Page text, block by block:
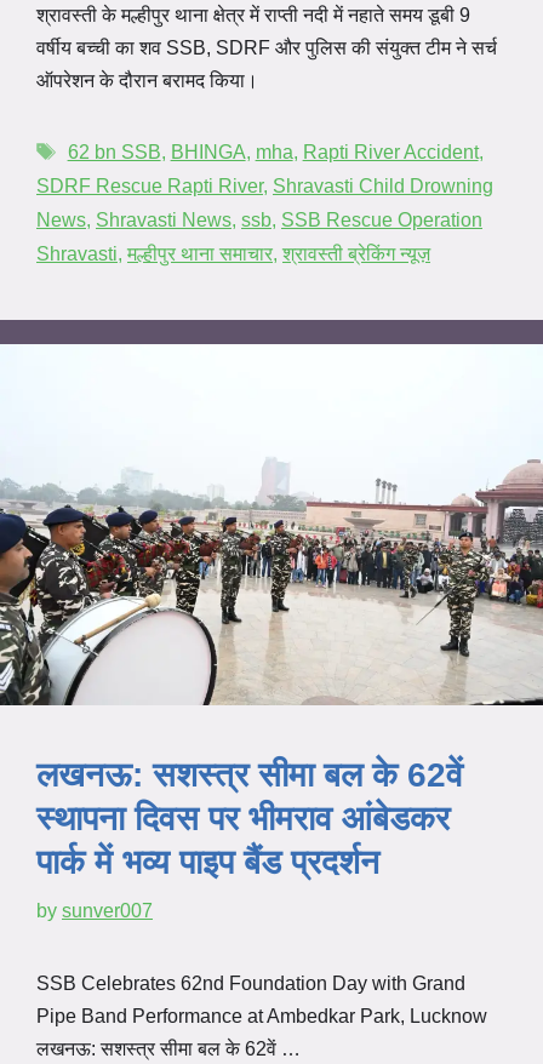
श्रावस्ती के मल्हीपुर थाना क्षेत्र में राप्ती नदी में नहाते समय डूबी 9
वर्षीय बच्ची का शव SSB, SDRF और पुलिस की संयुक्त टीम ने सर्च
ऑपरेशन के दौरान बरामद किया।
62 bn SSB, BHINGA, mha, Rapti River Accident,
SDRF Rescue Rapti River, Shravasti Child Drowning
News, Shravasti News, ssb, SSB Rescue Operation
Shravasti, मल्हीपुर थाना समाचार, श्रावस्ती ब्रेकिंग न्यूज़
लखनऊ: सशस्त्र सीमा बल के 62वें
स्थापना दिवस पर भीमराव आंबेडकर
पार्क में भव्य पाइप बैंड प्रदर्शन
by sunver007
SSB Celebrates 62nd Foundation Day with Grand
Pipe Band Performance at Ambedkar Park, Lucknow
लखनऊ: सशस्त्र सीमा बल के 62वें …